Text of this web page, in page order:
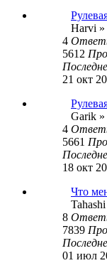
Harvi »
4
5612
21 окт
Garik »
4
5661
18 окт
Что
Tahashi
8
7839
01 июл